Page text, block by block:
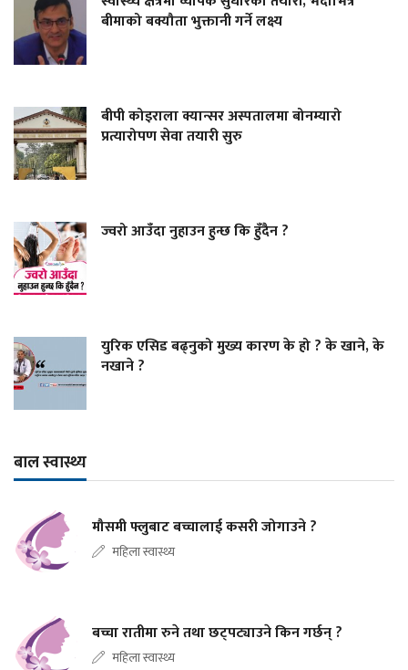
बीमाको बक्यौता भुक्तानी गर्ने लक्ष्य
बीपी कोइराला क्यान्सर अस्पतालमा बोनम्यारो
प्रत्यारोपण सेवा तयारी सुरु
ज्वरो आउँदा नुहाउन हुन्छ कि हुँदैन ?
युरिक एसिड बढ्नुको मुख्य कारण के हो ? के खाने, के
नखाने ?
बाल स्वास्थ्य
मौसमी फ्लुबाट बच्चालाई कसरी जोगाउने ?
महिला स्वास्थ्य
बच्चा रातीमा रुने तथा छट्पट्याउने किन गर्छन् ?
महिला स्वास्थ्य